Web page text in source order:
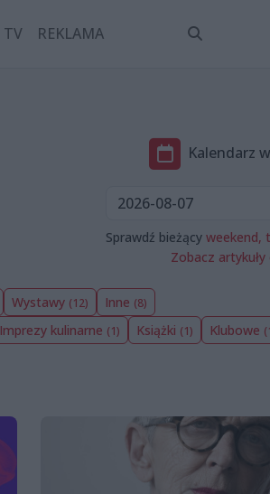
TV REKLAMA
Kalendarz
Sprawdź bieżący weekend,
Zobacz
Wystawy (12) Inne (8)
Imprezy kulinarne (1) Książki (1) Klubowe